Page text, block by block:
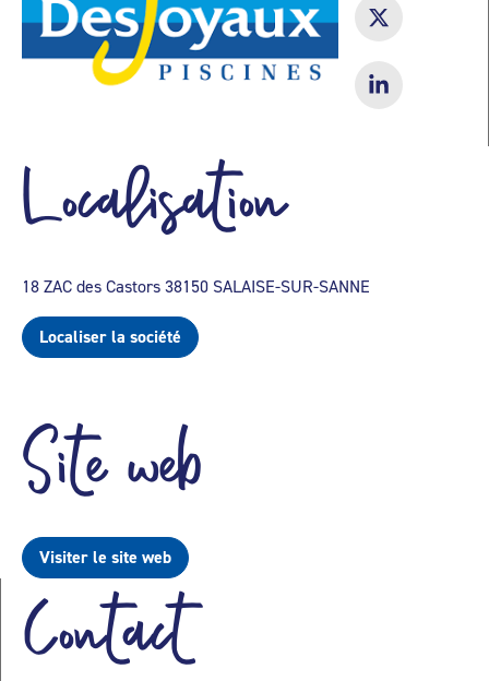
Localisation
18 ZAC des Castors 38150 SALAISE-SUR-SANNE
Localiser la société
Site web
Visiter le site web
Contact